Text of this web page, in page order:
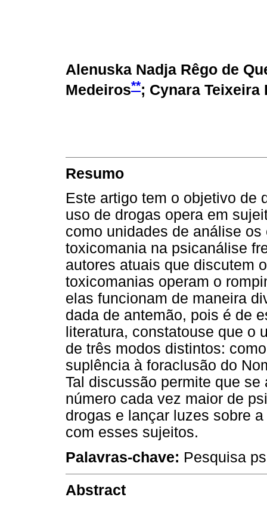
Alenuska Nadja Rêgo de
Medeiros**; Cynara Teixeira
Resumo
Este artigo tem o objetivo de
uso de drogas opera em
como unidades de análise
toxicomania na psicanálise
autores atuais que discutem
toxicomanias operam o
elas funcionam de maneira
dada de antemão, pois é de
literatura, constatouse que o
de três modos distintos:
suplência à foraclusão do
Tal discussão permite que
número cada vez maior de
drogas e lançar luzes sobre
com esses sujeitos.
Palavras-chave: Pesquisa
Abstract